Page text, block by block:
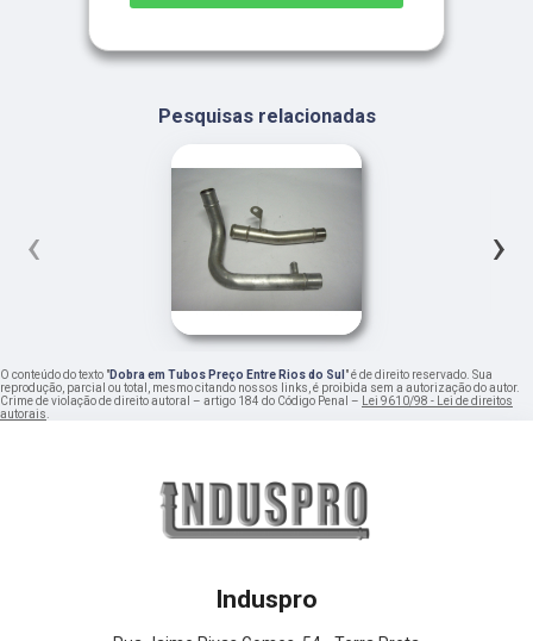
Pesquisas relacionadas
‹ ›
O conteúdo do texto "Dobra em Tubos Preço Entre Rios do Sul " é de direito reservado. Sua
reprodução, parcial ou total, mesmo citando nossos links, é proibida sem a autorização do autor.
Crime de violação de direito autoral – artigo 184 do Código Penal – Lei 9610/98 - Lei de direitos
autorais.
Induspro